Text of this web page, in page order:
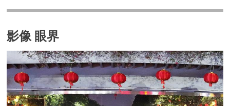
影像 眼界